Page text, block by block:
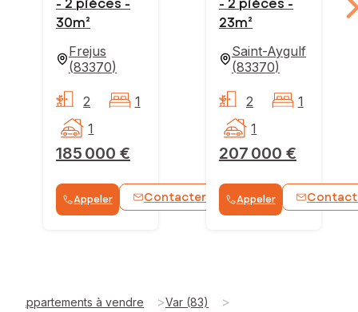
30m²
Frejus
(83370)
185 000 €
2
1
1
Appeler Contacter WhatsApp
23m²
Saint-Aygulf
(83370)
207 000 €
2
1
1
Appeler
Appartements à vendre >Var (83) >